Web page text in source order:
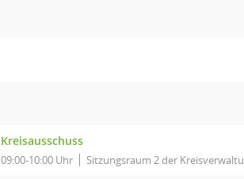
Kreisausschuss
09:00-10:00 Uhr Sitzungsraum 2 der